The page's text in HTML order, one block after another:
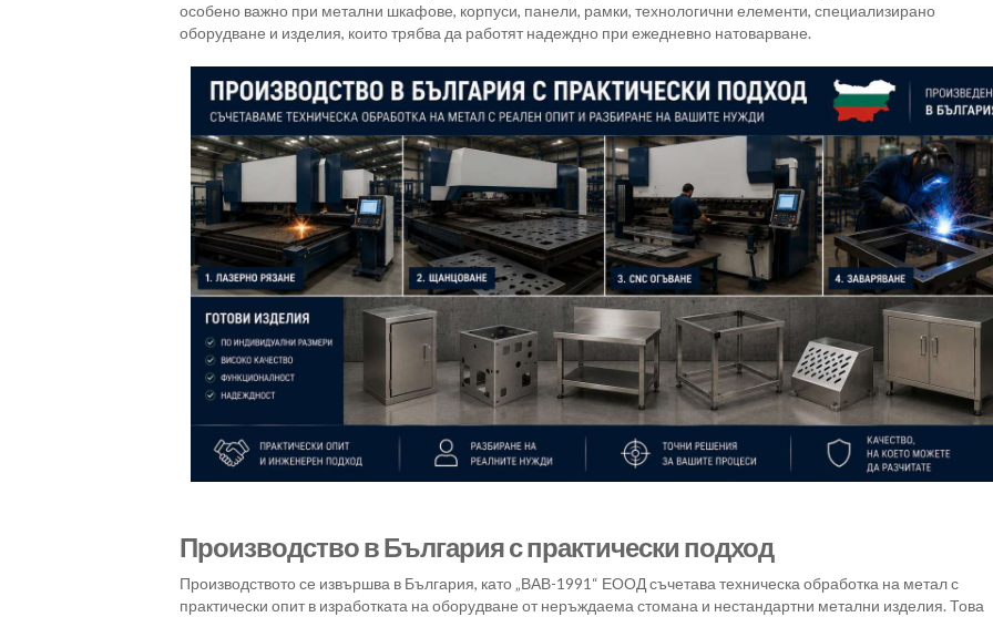
особено важно при метални шкафове, корпуси, панели, рамки, технологични елементи, специализирано
оборудване и изделия, които трябва да работят надеждно при ежедневно натоварване.
Производство в България с практически подход
Производството се извършва в България, като „ВАВ-1991“ ЕООД съчетава техническа обработка на метал с
практически опит в изработката на оборудване от неръждаема стомана и нестандартни метални изделия. Това